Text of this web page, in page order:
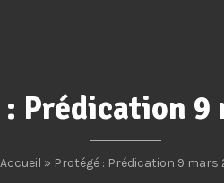
Prédication 9
Accueil » Protégé : Prédication 9 mars